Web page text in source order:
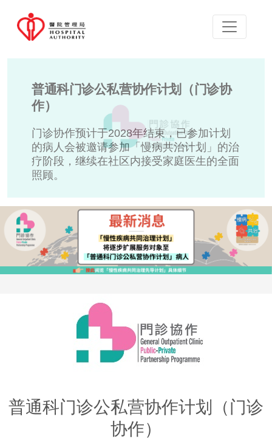
普通科门诊公私营协作计划（门诊协
作）
门诊协作预计于2028年结束，已参加计划
的病人会被邀请参加「慢病共治计划」的治
疗阶段，继续在社区内接受家庭医生的全面
照顾。
普通科门诊公私营协作计划（门诊
协作）